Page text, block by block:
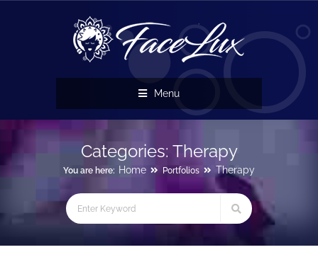
Menu
Categories: Therapy
You are here: Home Portfolios Therapy